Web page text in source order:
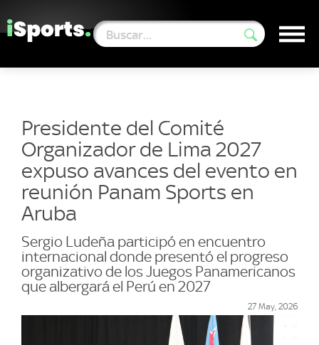
Presidente del Comité
Organizador de Lima 2027
expuso avances del evento en
reunión Panam Sports en
Aruba
Sergio Ludeña participó en encuentro
internacional donde presentó el progreso
organizativo de los Juegos Panamericanos
que albergará el Perú en 2027
27 May, 2026